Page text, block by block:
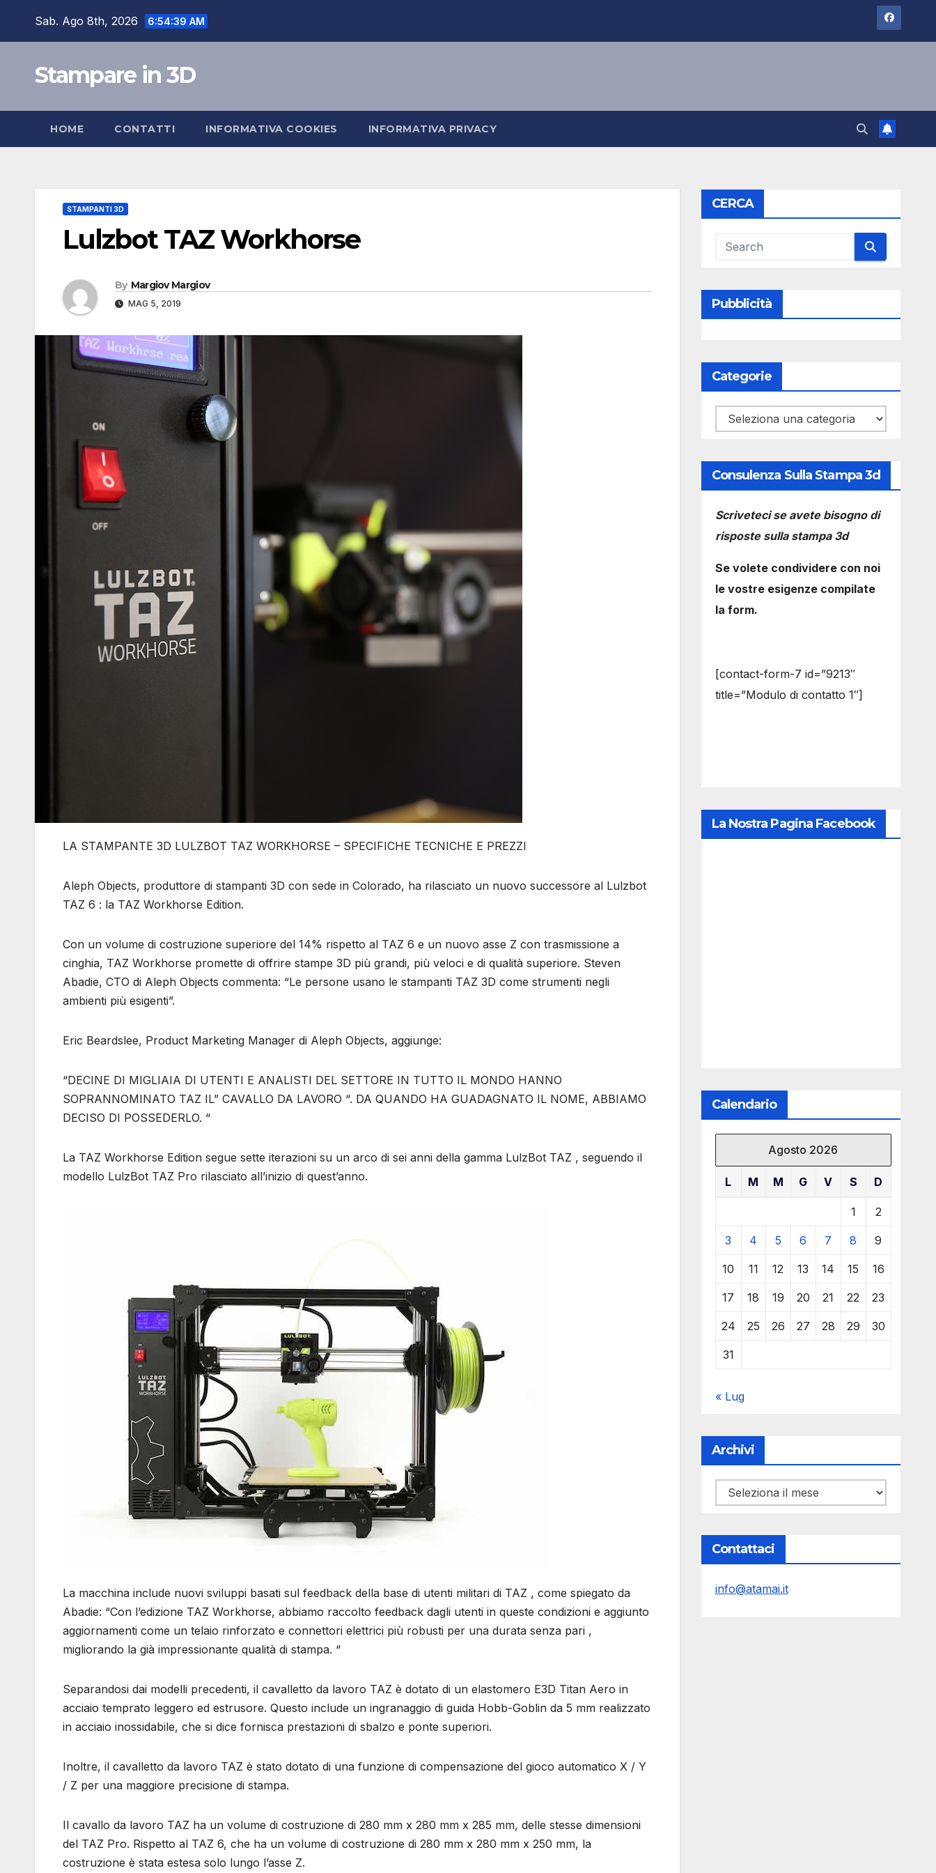
Sab. Ago 8th, 2026 6:54:40 AM
Stampare in 3D
HOME CONTATTI INFORMATIVA COOKIES INFORMATIVA PRIVACY
STAMPANTI 3D
Lulzbot TAZ Workhorse
By Margiov Margiov
MAG 5, 2019
LA STAMPANTE 3D LULZBOT TAZ WORKHORSE – SPECIFICHE TECNICHE E PREZZI
Aleph Objects, produttore di stampanti 3D con sede in Colorado, ha rilasciato un nuovo successore al Lulzbot
TAZ 6 : la TAZ Workhorse Edition.
Con un volume di costruzione superiore del 14% rispetto al TAZ 6 e un nuovo asse Z con trasmissione a
cinghia, TAZ Workhorse promette di offrire stampe 3D più grandi, più veloci e di qualità superiore. Steven
Abadie, CTO di Aleph Objects commenta: “Le persone usano le stampanti TAZ 3D come strumenti negli
ambienti più esigenti”.
Eric Beardslee, Product Marketing Manager di Aleph Objects, aggiunge:
“DECINE DI MIGLIAIA DI UTENTI E ANALISTI DEL SETTORE IN TUTTO IL MONDO HANNO
SOPRANNOMINATO TAZ IL” CAVALLO DA LAVORO “. DA QUANDO HA GUADAGNATO IL NOME, ABBIAMO
DECISO DI POSSEDERLO. “
La TAZ Workhorse Edition segue sette iterazioni su un arco di sei anni della gamma LulzBot TAZ , seguendo il
modello LulzBot TAZ Pro rilasciato all’inizio di quest’anno.
La macchina include nuovi sviluppi basati sul feedback della base di utenti militari di TAZ , come spiegato da
Abadie: “Con l’edizione TAZ Workhorse, abbiamo raccolto feedback dagli utenti in queste condizioni e aggiunto
aggiornamenti come un telaio rinforzato e connettori elettrici più robusti per una durata senza pari ,
migliorando la già impressionante qualità di stampa. “
Separandosi dai modelli precedenti, il cavalletto da lavoro TAZ è dotato di un elastomero E3D Titan Aero in
acciaio temprato leggero ed estrusore. Questo include un ingranaggio di guida Hobb-Goblin da 5 mm realizzato
in acciaio inossidabile, che si dice fornisca prestazioni di sbalzo e ponte superiori.
Inoltre, il cavalletto da lavoro TAZ è stato dotato di una funzione di compensazione del gioco automatico X / Y
/ Z per una maggiore precisione di stampa.
Il cavallo da lavoro TAZ ha un volume di costruzione di 280 mm x 280 mm x 285 mm, delle stesse dimensioni
del TAZ Pro. Rispetto al TAZ 6, che ha un volume di costruzione di 280 mm x 280 mm x 250 mm, la
costruzione è stata estesa solo lungo l’asse Z.
CERCA
Pubblicità
Categorie
Categorie
Consulenza Sulla Stampa 3d
Scriveteci se avete bisogno di
risposte sulla stampa 3d
Se volete condividere con noi
le vostre esigenze compilate
la form.
[contact-form-7 id=”9213″
title=”Modulo di contatto 1″]
La Nostra Pagina Facebook
Calendario
Agosto 2026
L M M G V S D
1 2
3 4 5 6 7 8 9
10 11 12 13 14 15 16
17 18 19 20 21 22 23
24 25 26 27 28 29 30
31
« Lug
Archivi
Archivi
Contattaci
info@atamai.it